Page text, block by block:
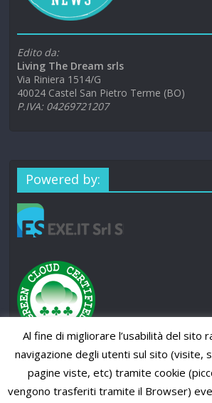
Edito da:
Living The Dream srls
Via Riniera 1514/G
40024 Castel San Pietro Terme (BO)
P.IVA: 04269721207
Powered by:
Al fine di migliorare l’usabilità del sito
navigazione degli utenti sul sito (visite,
pagine viste, etc) tramite cookie
vengono trasferiti tramite il Browser)